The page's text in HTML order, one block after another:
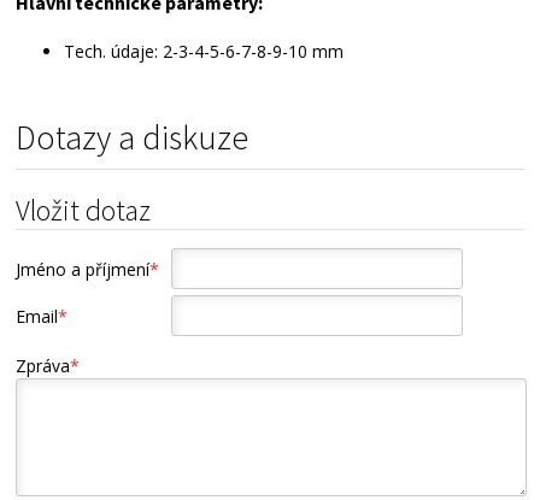
Tech. údaje: 2-3-4-5-6-7-8-9-10 mm
Dotazy a diskuze
Vložit dotaz
Jméno a příjmení*
Email*
Zpráva*